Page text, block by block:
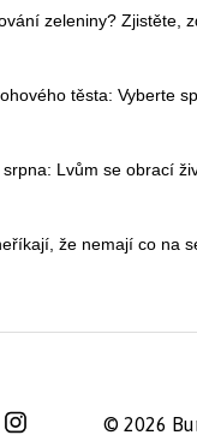
zeleniny? Zjistěte,
těsta: Vyberte
Lvům se obrací
že nemají co na
© 2026